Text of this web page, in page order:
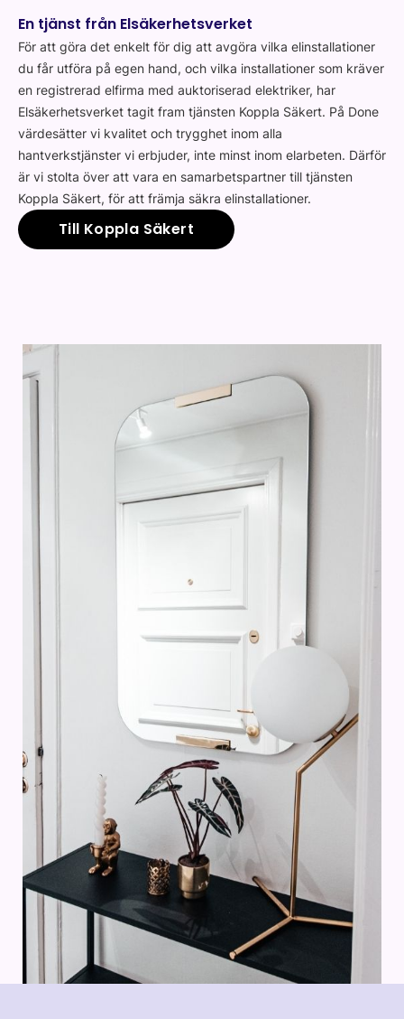
En tjänst från Elsäkerhetsverket
För att göra det enkelt för dig att avgöra vilka elinstallationer
du får utföra på egen hand, och vilka installationer som kräver
en registrerad elfirma med auktoriserad elektriker, har
Elsäkerhetsverket tagit fram tjänsten Koppla Säkert. På Done
värdesätter vi kvalitet och trygghet inom alla
hantverkstjänster vi erbjuder, inte minst inom elarbeten. Därför
är vi stolta över att vara en samarbetspartner till tjänsten
Koppla Säkert, för att främja säkra elinstallationer.
Till Koppla Säkert